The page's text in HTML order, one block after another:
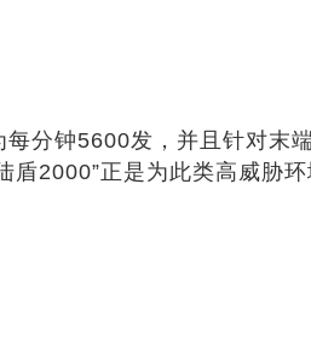
分钟5600发，并且针对末
2000”正是为此类高威胁环